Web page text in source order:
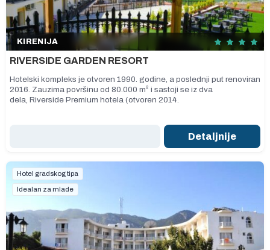
KIRENIJA
RIVERSIDE GARDEN RESORT
Hotelski kompleks je otvoren 1990. godine, a poslednji put renoviran
2016. Zauzima površinu od 80.000 m² i sastoji se iz dva
dela, Riverside Premium hotela (otvoren 2014.
Detaljnije
Hotel gradskog tipa
Idealan za mlade